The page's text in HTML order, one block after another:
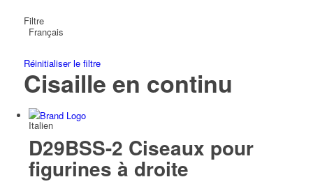
Français
Italien
Filtre
Réinitialiser le filtre
Cisaille en continu
D29BSS-2 Ciseaux pour
figurines à droite